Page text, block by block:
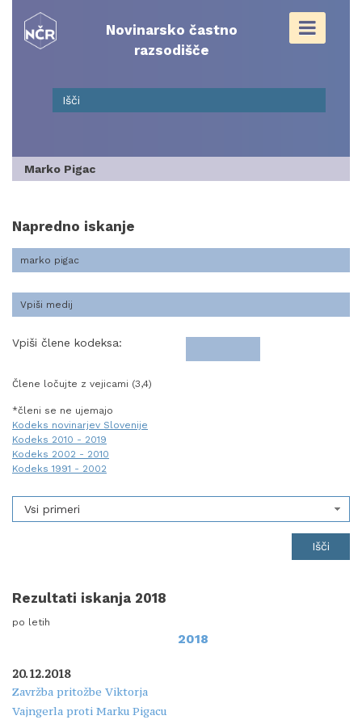
content
Novinarsko častno
razsodišče
Marko Pigac
Napredno iskanje
Vpiši člene kodeksa:
Člene ločujte z vejicami (3,4)
*členi se ne ujemajo
Kodeks novinarjev Slovenije
Kodeks 2010 - 2019
Kodeks 2002 - 2010
Kodeks 1991 - 2002
Vsi primeri
Rezultati iskanja 2018
po letih
2018
20.12.2018
Zavržba pritožbe Viktorja
Vajngerla proti Marku Pigacu